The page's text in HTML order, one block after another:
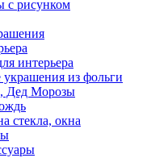
с рисунком
интерьера
из фольги
Дед Морозы
стекла, окна